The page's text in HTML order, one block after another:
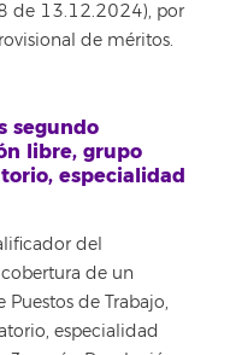
de 13.12.2024), por
de méritos.
segundo
libre, grupo
especialidad
del
de un
de Trabajo,
especialidad